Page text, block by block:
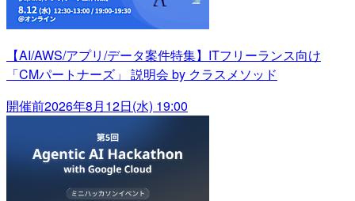
【AI/AWS/アプリ/データ案件特集】ITフリーランス向け
「CMパートナーズ」 説明会 by クラスメソッド
開催前2026年8月12日(水) 19:00